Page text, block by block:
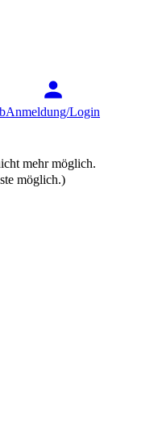
Anmeldung/Login
möglich.)